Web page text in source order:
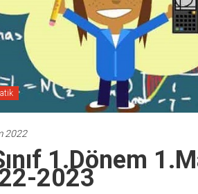
2022
1.Dönem
2023